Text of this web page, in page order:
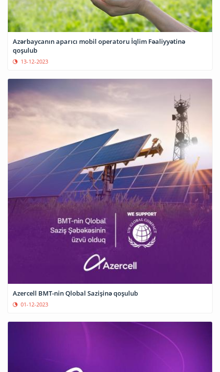
Azərbaycanın aparıcı mobil operatoru İqlim Fəaliyyətinə
qoşulub
13-12-2023
Azercell BMT-nin Qlobal Sazişinə qoşulub
01-12-2023